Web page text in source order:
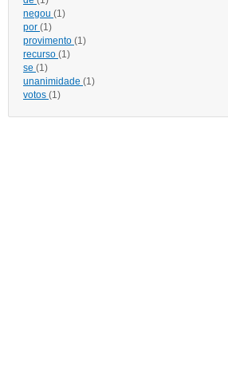
negou (1)
por (1)
provimento (1)
recurso (1)
se (1)
unanimidade (1)
votos (1)